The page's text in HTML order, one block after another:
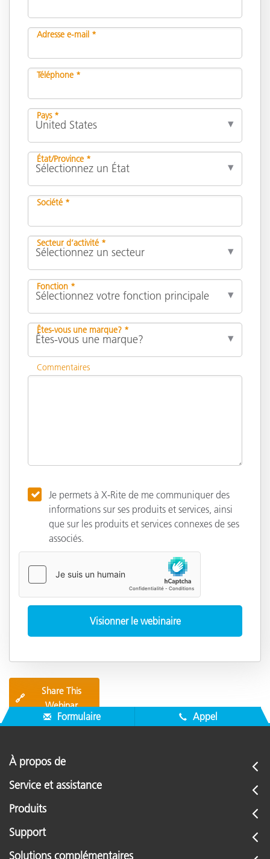
Adresse e-mail *
Téléphone *
Pays *
État/Province *
Société *
Secteur d’activité *
Fonction *
Êtes-vous une marque? *
Commentaires
Je permets à X-Rite de me communiquer des
informations sur ses produits et services, ainsi
que sur les produits et services connexes de ses
associés.
🔗
Share This
Webinar
Formulaire Appel
À propos de
Service et assistance
Produits
Support
Solutions complémentaires